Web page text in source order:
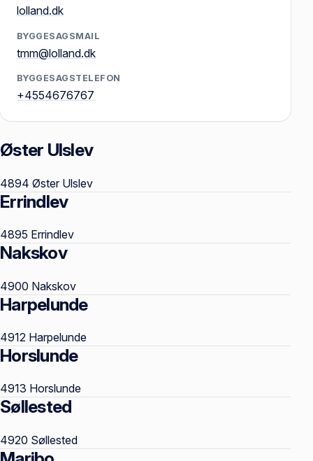
lolland.dk
BYGGESAGSMAIL
tmm@lolland.dk
BYGGESAGSTELEFON
+4554676767
Postnumre
Øster Ulslev
4894 Øster Ulslev
Errindlev
4895 Errindlev
Nakskov
4900 Nakskov
Harpelunde
4912 Harpelunde
Horslunde
4913 Horslunde
Søllested
4920 Søllested